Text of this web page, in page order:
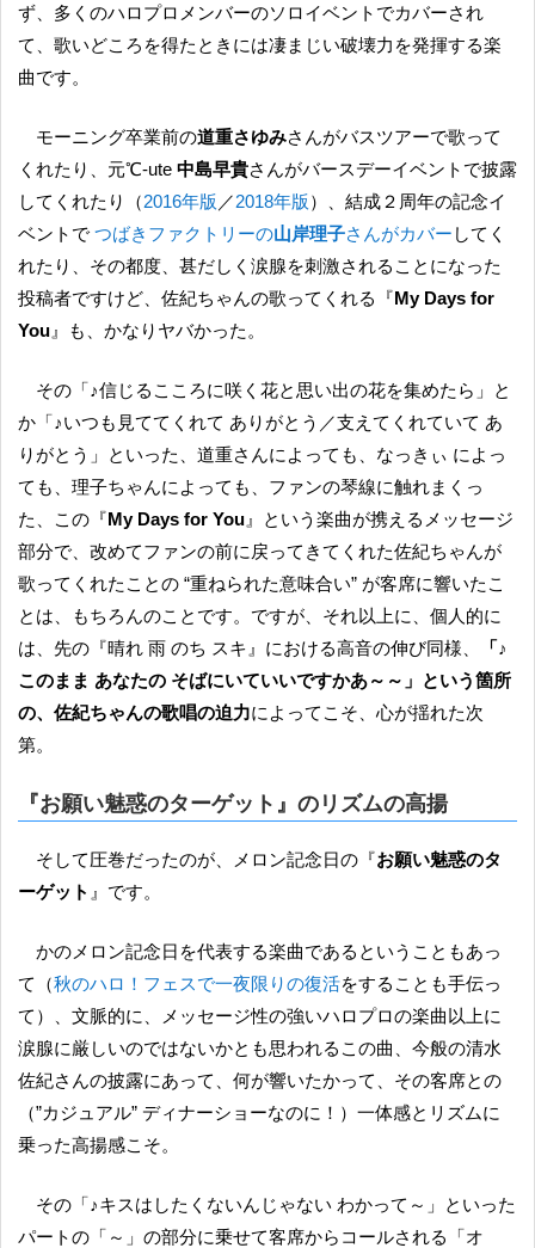
ず、多くのハロプロメンバーのソロイベントでカバーされ
て、歌いどころを得たときには凄まじい破壊力を発揮する楽
曲です。
モーニング卒業前の道重さゆみさんがバスツアーで歌って
くれたり、元℃-ute 中島早貴さんがバースデーイベントで披露
してくれたり（2016年版 ／2018年版）、結成２周年の記念イ
ベントで つばきファクトリーの山岸理子さんがカバー してく
れたり、その都度、甚だしく涙腺を刺激されることになった
投稿者ですけど、佐紀ちゃんの歌ってくれる『My Days for
You 』も、かなりヤバかった。
その「♪信じるこころに咲く花と思い出の花を集めたら」と
か「♪いつも見ててくれて ありがとう／支えてくれていて あ
りがとう」といった、道重さんによっても、なっきぃ によっ
ても、理子ちゃんによっても、ファンの琴線に触れまくっ
た、この『My Days for You 』という楽曲が携えるメッセージ
部分で、改めてファンの前に戻ってきてくれた佐紀ちゃんが
歌ってくれたことの “重ねられた意味合い” が客席に響いたこ
とは、もちろんのことです。ですが、それ以上に、個人的に
は、先の『晴れ 雨 のち スキ』における高音の伸び同様、
「♪
このまま あなたの そばにいていいですかあ～～」という箇所
の、佐紀ちゃんの歌唱の迫力によってこそ、心が揺れた次
第。
『お願い魅惑のターゲット 』のリズムの高揚
そして圧巻だったのが、メロン記念日の『お願い魅惑のタ
ーゲット 』です。
かのメロン記念日を代表する楽曲であるということもあっ
て（秋のハロ！フェスで一夜限りの復活をすることも手伝っ
て）、文脈的に、メッセージ性の強いハロプロの楽曲以上に
涙腺に厳しいのではないかとも思われるこの曲、今般の清水
佐紀さんの披露にあって、何が響いたかって、その客席との
（”カジュアル” ディナーショーなのに！）一体感とリズムに
乗った高揚感こそ。
その「♪キスはしたくないんじゃない わかって～」といった
パートの「～」の部分に乗せて客席からコールされる「オ